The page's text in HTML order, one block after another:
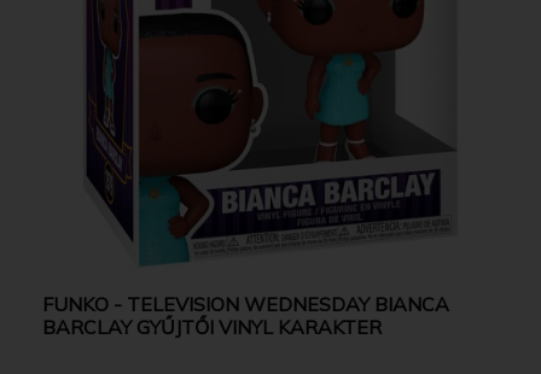
FUNKO - TELEVISION WEDNESDAY BIANCA
BARCLAY GYŰJTŐI VINYL KARAKTER